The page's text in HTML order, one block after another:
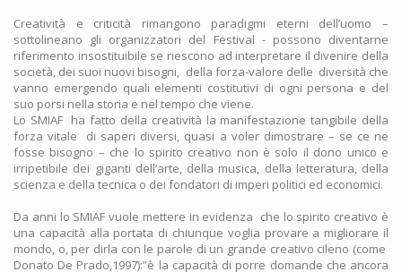
Creatività e criticità rimangono paradigmi eterni dell’uomo –
sottolineano gli organizzatori del Festival - possono diventarne
riferimento insostituibile se riescono ad interpretare il divenire della
società, dei suoi nuovi bisogni, della forza-valore delle diversità che
vanno emergendo quali elementi costitutivi di ogni persona e del
suo porsi nella storia e nel tempo che viene.
Lo SMIAF ha fatto della creatività la manifestazione tangibile della
forza vitale di saperi diversi, quasi a voler dimostrare – se ce ne
fosse bisogno – che lo spirito creativo non è solo il dono unico e
irripetibile dei giganti dell’arte, della musica, della letteratura, della
scienza e della tecnica o dei fondatori di imperi politici ed economici.
Da anni lo SMIAF vuole mettere in evidenza che lo spirito creativo è
una capacità alla portata di chiunque voglia provare a migliorare il
mondo, o, per dirla con le parole di un grande creativo cileno (come
Donato De Prado,1997):”è la capacità di porre domande che ancora